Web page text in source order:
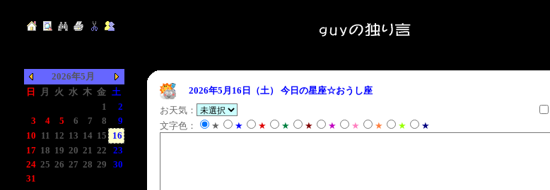
2026年5月
日
月 火 水 木 金 土
1
2
3
4 5 6 7 8
9
10 11 12 13 14 15
16
17 18 19 20 21 22
23
24 25 26 27 28 29
30
31
2026年5月16日（土）
今日の星座☆おうし座
お天気：
文字色：
★ ★ ★ ★ ★ ★ ★ ★ ★ ★